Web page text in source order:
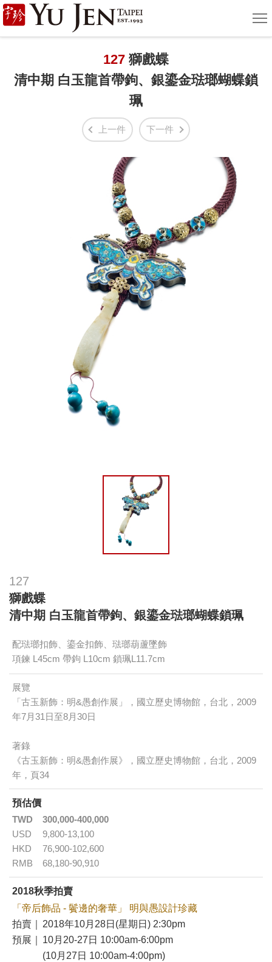
宇
珍
際
單
127 獅戲蝶
清中期 白玉龍首帶鉤、銀鎏金琺瑯蝴蝶鎖
珮
上一件 下一件
127
獅戲蝶
清中期 白玉龍首帶鉤、銀鎏金琺瑯蝴蝶鎖珮
配琺瑯扣飾、鎏金扣飾、琺瑯葫蘆墜飾
項鍊 L45cm 帶鉤 L10cm 鎖珮L11.7cm
展覽
「古玉新飾：明&愚創作展」，國立歷史博物館，台北，2009
年7月31日至8月30日
著錄
《古玉新飾：明&愚創作展》，國立歷史博物館，台北，2009
年，頁34
預估價
TWD
300,000-400,000
USD
9,800-13,100
HKD
76,900-102,600
RMB
68,180-90,910
2018秋季拍賣
「帝后飾品 - 鬢邊的奢華」 明與愚設計珍藏
拍賣｜
2018年10月28日(星期日) 2:30pm
預展｜
10月20-27日 10:00am-6:00pm
(10月27日 10:00am-4:00pm)